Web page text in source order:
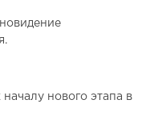
нового этапа в